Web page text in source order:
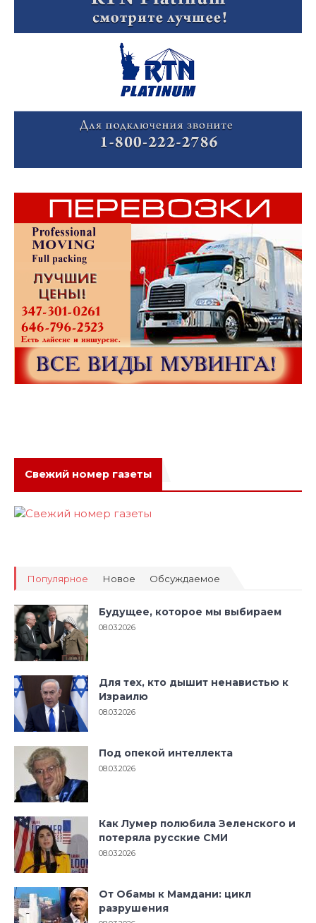
Свежий номер газеты
Популярное Новое Обсуждаемое
Будущее, которое мы выбираем
08.03.2026
Для тех, кто дышит ненавистью к
Израилю
08.03.2026
Под опекой интеллекта
08.03.2026
Как Лумер полюбила Зеленского и
потеряла русские СМИ
08.03.2026
От Обамы к Мамдани: цикл
разрушения